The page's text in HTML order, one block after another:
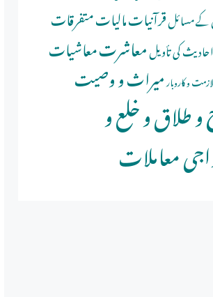
کے مسائلقرآنیاتمالیاتمتفرقات
کی تأویلمعاشرتمعاشیات
و کاروبارمیراث و وصیت
طلاق و خلع و
معاملات